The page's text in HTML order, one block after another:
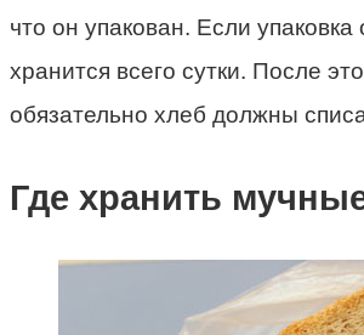
что он упакован. Если упаковка
хранится всего сутки. После
обязательно хлеб должны
Где хранить